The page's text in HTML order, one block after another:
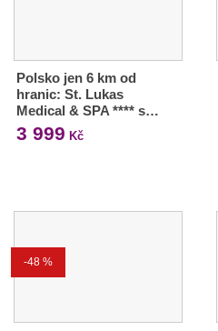
Polsko jen 6 km od
hranic: St. Lukas
Medical & SPA **** s…
3 999 Kč
-48 %